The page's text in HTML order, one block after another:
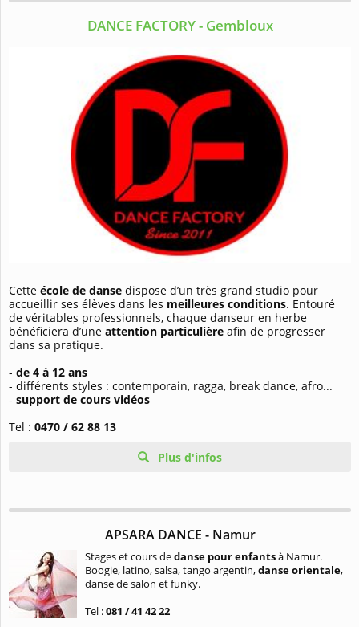
DANCE FACTORY - Gembloux
Cette école de danse dispose d’un très grand studio pour
accueillir ses élèves dans les meilleures conditions. Entouré
de véritables professionnels, chaque danseur en herbe
bénéficiera d’une attention particulière afin de progresser
dans sa pratique.
- de 4 à 12 ans
- différents styles : contemporain, ragga, break dance, afro...
- support de cours vidéos
Tel : 0470 / 62 88 13
Plus d'infos
APSARA DANCE - Namur
Stages et cours dedanse pour enfantsà Namur.
Boogie, latino, salsa, tango argentin,danse orientale,
danse de salon et funky.
Tel :081 / 41 42 22